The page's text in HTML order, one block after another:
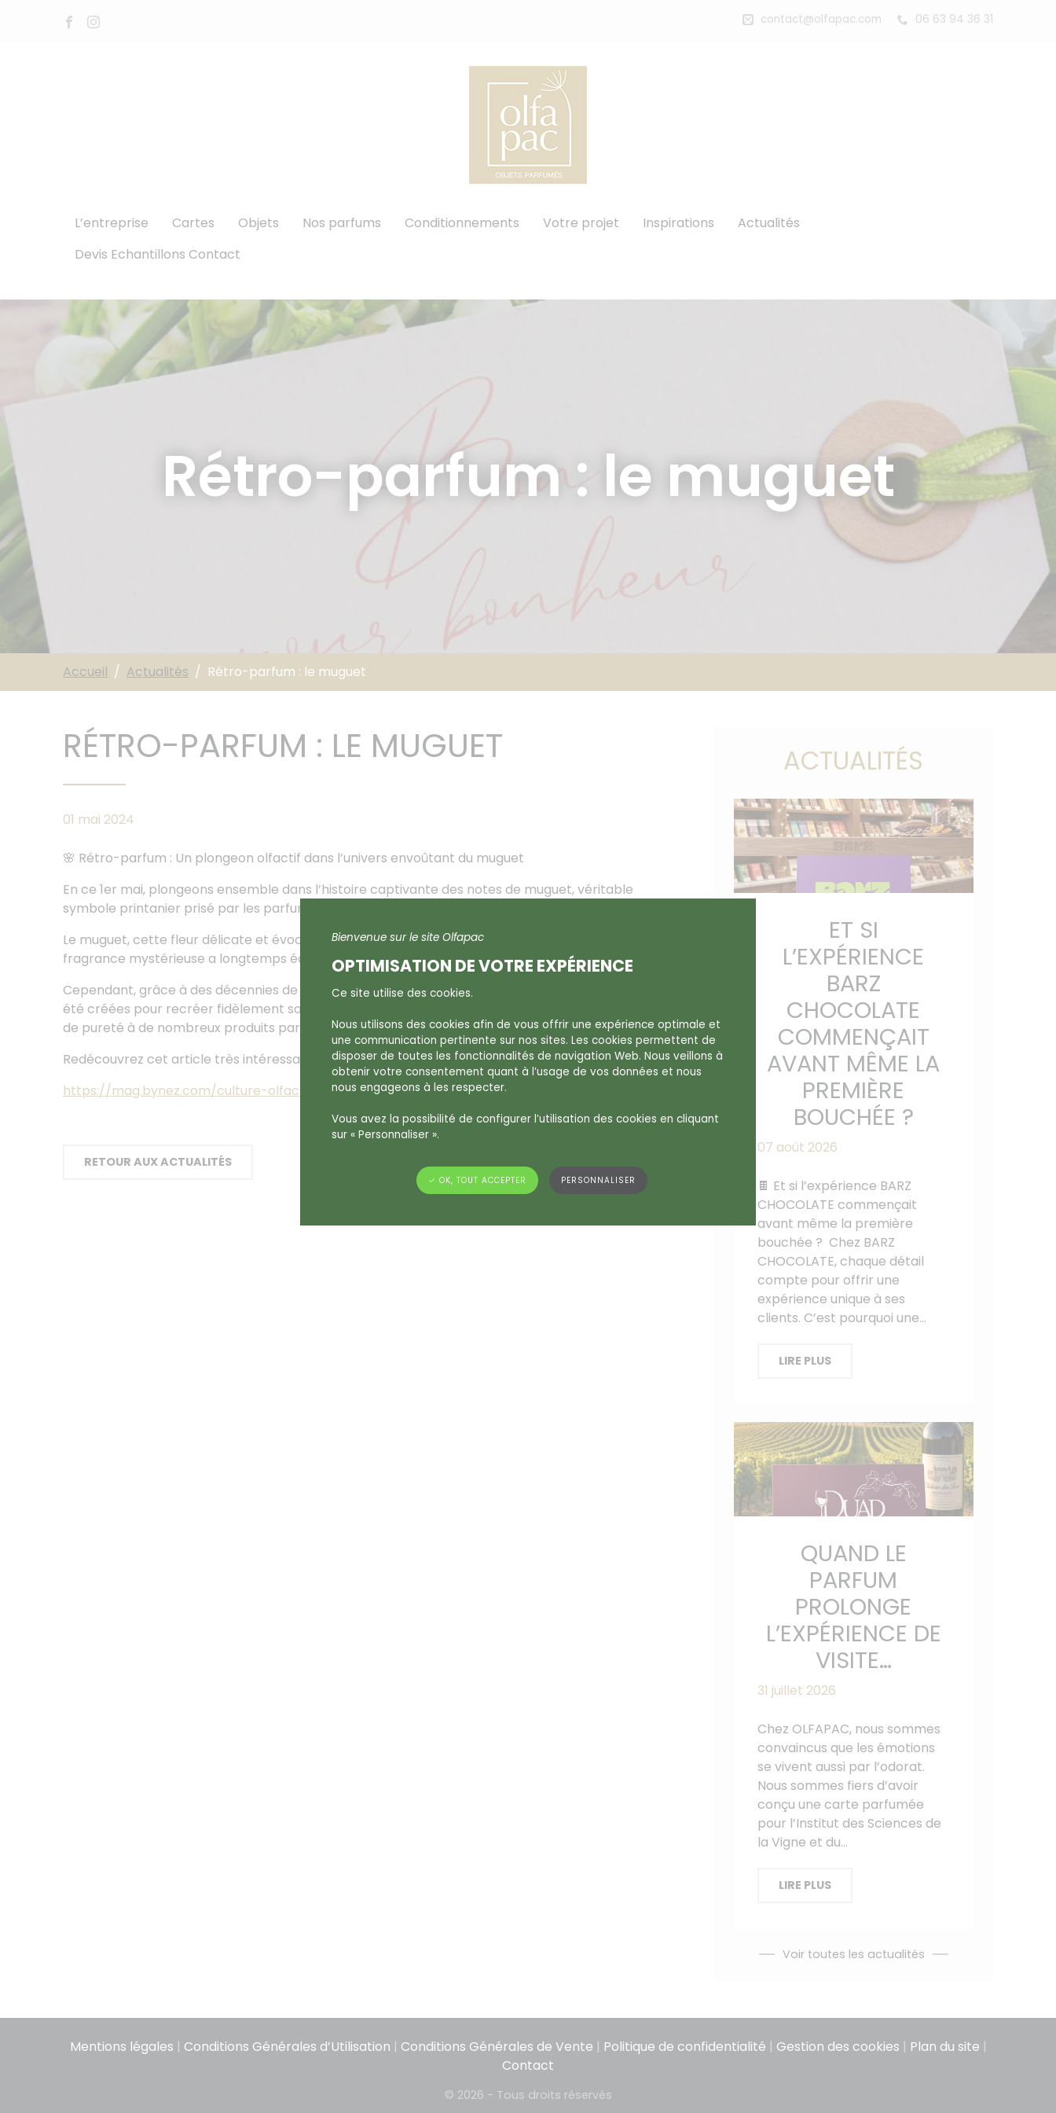
contact@olfapac.com 06 63 94 36 31
L’entreprise Cartes Objets Nos parfums Conditionnements Votre projet Inspirations
Actualités
Devis Echantillons Contact
Rétro-parfum : le muguet
Accueil Actualités Rétro-parfum : le muguet
RÉTRO-PARFUM : LE MUGUET
01 mai 2024
🌸 Rétro-parfum : Un plongeon olfactif dans l’univers envoûtant du muguet
En ce 1er mai, plongeons ensemble dans l’histoire captivante des notes de muguet, véritable
symbole printanier prisé par les parfumeurs.
Le muguet, cette fleur délicate et évocatrice, a depuis longtemps captivé nos sens, mais sa
fragrance mystérieuse a longtemps échappé à toute extraction directe.
Cependant, grâce à des décennies de recherche et d’innovation, des molécules synthétiques ont
été créées pour recréer fidèlement son parfum distinctif, apportant une touche de fraîcheur et
de pureté à de nombreux produits parfumés.
Redécouvrez cet article très intéressant sur ce sujet
https://mag.bynez.com/culture-olfactive/le-muguet-des-parfumeurs/
RETOUR AUX ACTUALITÉS
ACTUALITÉS
ET SI
L’EXPÉRIENCE
BARZ
CHOCOLATE
COMMENÇAIT
AVANT MÊME LA
PREMIÈRE
BOUCHÉE ?
07 août 2026
🍫 Et si l’expérience BARZ
CHOCOLATE commençait
avant même la première
bouchée ? Chez BARZ
CHOCOLATE, chaque détail
compte pour offrir une
expérience unique à ses
clients. C’est pourquoi une…
LIRE PLUS
QUAND LE
PARFUM
PROLONGE
L’EXPÉRIENCE DE
VISITE…
31 juillet 2026
Chez OLFAPAC, nous sommes
convaincus que les émotions
se vivent aussi par l’odorat.
Nous sommes fiers d’avoir
conçu une carte parfumée
pour l’Institut des Sciences de
la Vigne et du…
LIRE PLUS
Voir toutes les actualités
Mentions légales | Conditions Générales d’Utilisation | Conditions Générales de Vente | Politique de confidentialité | Gestion des cookies | Plan du site |
Contact
© 2026 - Tous droits réservés
Bienvenue sur le site Olfapac
OPTIMISATION DE VOTRE EXPÉRIENCE
Ce site utilise des cookies.
Nous utilisons des cookies afin de vous offrir une expérience optimale et
une communication pertinente sur nos sites. Les cookies permettent de
disposer de toutes les fonctionnalités de navigation Web. Nous veillons à
obtenir votre consentement quant à l’usage de vos données et nous
nous engageons à les respecter.
Vous avez la possibilité de configurer l’utilisation des cookies en cliquant
sur « Personnaliser ».
✓ OK, TOUT ACCEPTER PERSONNALISER